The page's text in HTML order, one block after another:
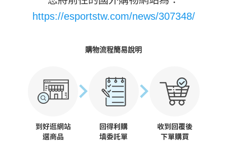
https://esportstw.com/news/307348/
購物流程簡易說明